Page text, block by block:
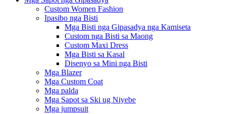
Custom Women Fashion
Ipasibo nga Bisti
Mga Bisti nga Gipasadya nga Kamiseta
Custom nga Bisti sa Maong
Custom Maxi Dress
Mga Bisti sa Kasal
Disenyo sa Mini nga Bisti
Mga Blazer
Mga Custom Coat
Mga palda
Mga Sapot sa Ski ug Niyebe
Mga jumpsuit